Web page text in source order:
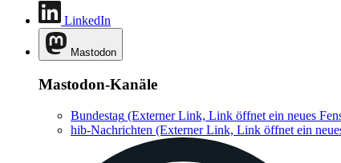
LinkedIn
Mastodon
Mastodon-Kanäle
Bundestag (Externer Link, Link öffnet ein neues
hib-Nachrichten (Externer Link, Link öffnet ein